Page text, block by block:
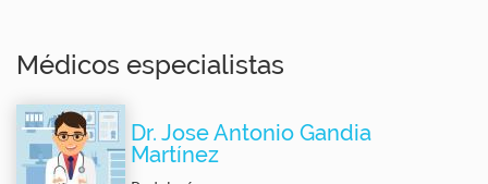
Médicos especialistas
Dr. Jose Antonio Gandia
Martínez